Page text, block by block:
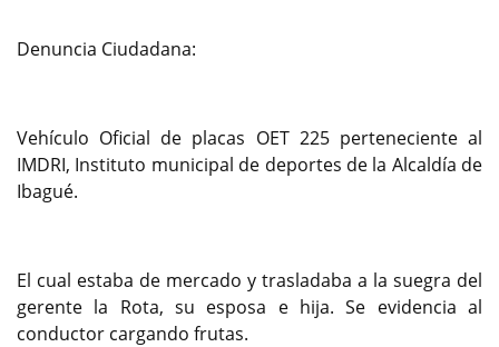
Denuncia Ciudadana:
Vehículo Oficial de placas OET 225 perteneciente al
IMDRI, Instituto municipal de deportes de la Alcaldía de
Ibagué.
El cual estaba de mercado y trasladaba a la suegra del
gerente la Rota, su esposa e hija. Se evidencia al
conductor cargando frutas.